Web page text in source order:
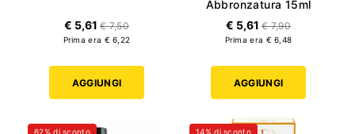
€ 5,61€ 7,50
Prima era € 6,22
AGGIUNGI
Abbronzatura 15ml
€ 5,61€ 7,90
Prima era € 6,48
AGGIUNGI
62% di sconto
14% di sconto